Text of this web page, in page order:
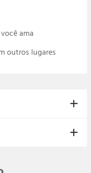
ama
outros lugares
Brasil
pra você!
canto do Brasil?